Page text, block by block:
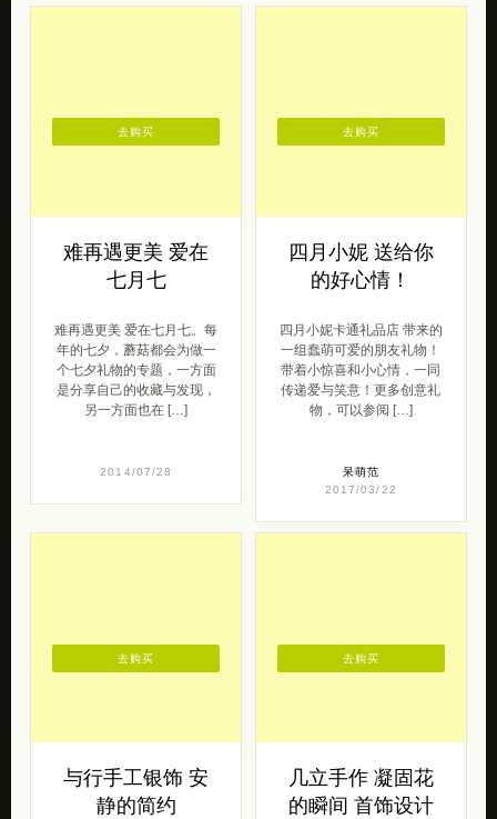
难再遇更美 爱在
七月七
难再遇更美 爱在七月七。每
年的七夕，蘑菇都会为做一
个七夕礼物的专题，一方面
是分享自己的收藏与发现，
另一方面也在 […]
2014/07/28
去购买
四月小妮 送给你
的好心情！
四月小妮卡通礼品店 带来的
一组蠢萌可爱的朋友礼物！
带着小惊喜和小心情，一同
传递爱与笑意！更多创意礼
物，可以参阅 […]
呆萌范
2017/03/22
去购买
与行手工银饰 安
静的简约
去购买
几立手作 凝固花
的瞬间 首饰设计
去购买